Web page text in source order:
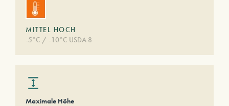
MITTEL HOCH
-5°C / -10°C USDA 8
Maximale Höhe